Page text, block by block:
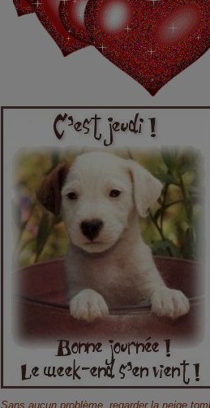
Sans aucun problème, regarder la neige